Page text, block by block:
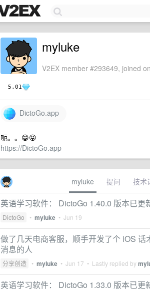
5.01
myluke
V2EX member #293649, joined
DictoGo.app
呃。。😁😝
https://DictoGo.app
myluke 提问 技术
英语学习软件： DictoGo 1.40.0 版本已更
DictoGo • myluke • Jun 19
做了几天电商客服，顺手开发了个 iOS
消息的人
分享创造 • myluke • Jun 17 • Lastly replied by
英语学习软件： DictoGo 1.33.0 版本已更